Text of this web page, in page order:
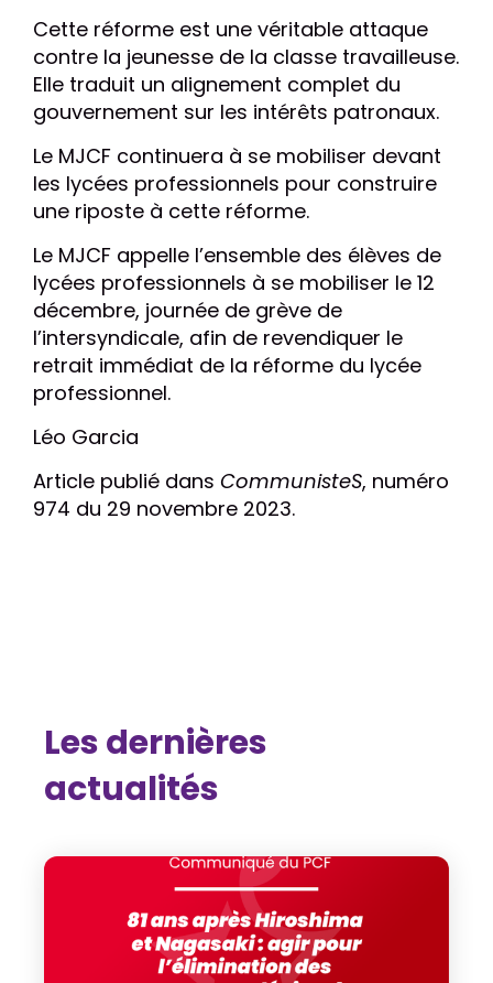
Cette réforme est une véritable attaque
contre la jeunesse de la classe travailleuse.
Elle traduit un alignement complet du
gouvernement sur les intérêts patronaux.
Le MJCF continuera à se mobiliser devant
les lycées professionnels pour construire
une riposte à cette réforme.
Le MJCF appelle l’ensemble des élèves de
lycées professionnels à se mobiliser le 12
décembre, journée de grève de
l’intersyndicale, afin de revendiquer le
retrait immédiat de la réforme du lycée
professionnel.
Léo Garcia
Article publié dans CommunisteS, numéro
974 du 29 novembre 2023.
Les dernières
actualités